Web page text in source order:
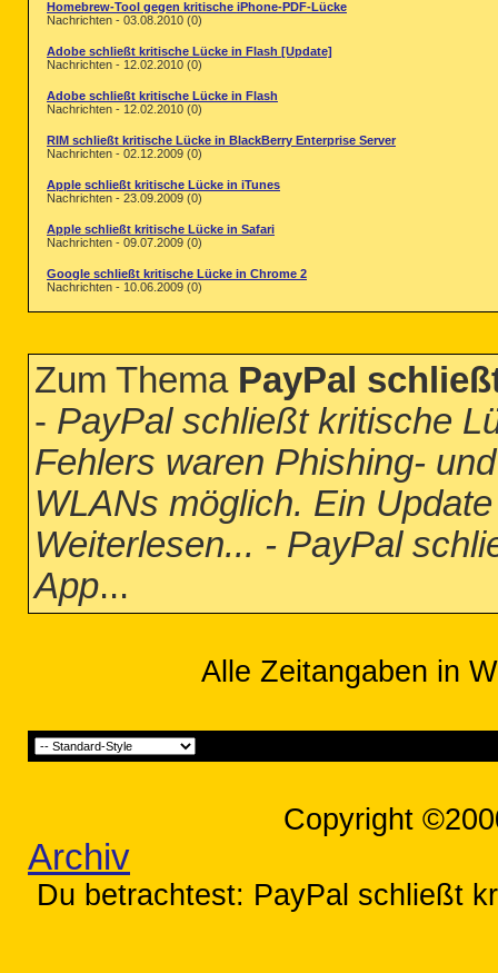
Homebrew-Tool gegen kritische iPhone-PDF-Lücke
Nachrichten - 03.08.2010 (0)
Adobe schließt kritische Lücke in Flash [Update]
Nachrichten - 12.02.2010 (0)
Adobe schließt kritische Lücke in Flash
Nachrichten - 12.02.2010 (0)
RIM schließt kritische Lücke in BlackBerry Enterprise Server
Nachrichten - 02.12.2009 (0)
Apple schließt kritische Lücke in iTunes
Nachrichten - 23.09.2009 (0)
Apple schließt kritische Lücke in Safari
Nachrichten - 09.07.2009 (0)
Google schließt kritische Lücke in Chrome 2
Nachrichten - 10.06.2009 (0)
Zum Thema PayPal
- PayPal schließt kritische
Fehlers waren Phishing-
WLANs möglich. Ein
Weiterlesen... - PayPal
App...
Alle Zeitangaben in
Copyright
Archiv
Du betrachtest: PayPal schließt